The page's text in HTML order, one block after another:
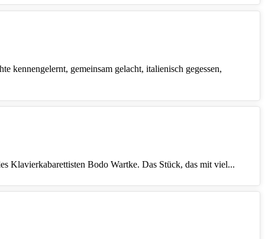
kennengelernt, gemeinsam gelacht, italienisch gegessen,
Klavierkabarettisten Bodo Wartke. Das Stück, das mit viel...